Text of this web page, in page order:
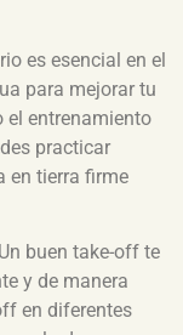
es esencial en el
para mejorar tu
el entrenamiento
practicar
en tierra firme
Un buen take-off te
y de manera
en diferentes